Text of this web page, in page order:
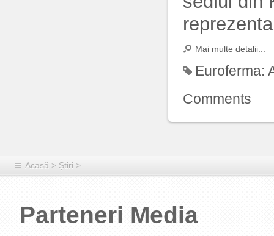
Mai multe detalii...
Euroferma:
Comments
Acasă > Știri >
Parteneri Media